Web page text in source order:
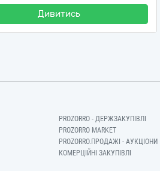
Дивитись
PROZORRO - ДЕРЖЗАКУПІВЛІ
PROZORRO MARKET
PROZORRO.ПРОДАЖІ - АУКЦІОНИ
КОМЕРЦІЙНІ ЗАКУПІВЛІ